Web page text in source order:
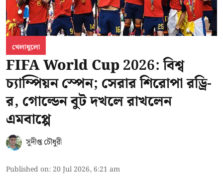
খেলাধুলো
FIFA World Cup 2026: বিশ্ব
চ্যাম্পিয়ন স্পেন; সেরার শিরোপা রড্রি-
র, গোল্ডেন বুট দখলে রাখলেন
এমবাপ্পে
সুদীপ্ত চৌধুরী
Published on: 20 Jul 2026, 6:21 am